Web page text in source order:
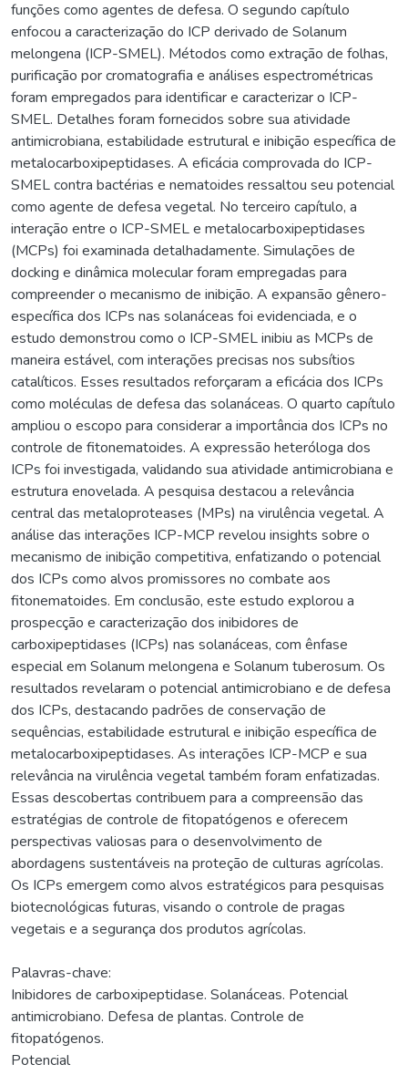
funções como agentes de defesa. O segundo capítulo
enfocou a caracterização do ICP derivado de Solanum
melongena (ICP-SMEL). Métodos como extração de folhas,
purificação por cromatografia e análises espectrométricas
foram empregados para identificar e caracterizar o ICP-
SMEL. Detalhes foram fornecidos sobre sua atividade
antimicrobiana, estabilidade estrutural e inibição específica de
metalocarboxipeptidases. A eficácia comprovada do ICP-
SMEL contra bactérias e nematoides ressaltou seu potencial
como agente de defesa vegetal. No terceiro capítulo, a
interação entre o ICP-SMEL e metalocarboxipeptidases
(MCPs) foi examinada detalhadamente. Simulações de
docking e dinâmica molecular foram empregadas para
compreender o mecanismo de inibição. A expansão gênero-
específica dos ICPs nas solanáceas foi evidenciada, e o
estudo demonstrou como o ICP-SMEL inibiu as MCPs de
maneira estável, com interações precisas nos subsítios
catalíticos. Esses resultados reforçaram a eficácia dos ICPs
como moléculas de defesa das solanáceas. O quarto capítulo
ampliou o escopo para considerar a importância dos ICPs no
controle de fitonematoides. A expressão heteróloga dos
ICPs foi investigada, validando sua atividade antimicrobiana e
estrutura enovelada. A pesquisa destacou a relevância
central das metaloproteases (MPs) na virulência vegetal. A
análise das interações ICP-MCP revelou insights sobre o
mecanismo de inibição competitiva, enfatizando o potencial
dos ICPs como alvos promissores no combate aos
fitonematoides. Em conclusão, este estudo explorou a
prospecção e caracterização dos inibidores de
carboxipeptidases (ICPs) nas solanáceas, com ênfase
especial em Solanum melongena e Solanum tuberosum. Os
resultados revelaram o potencial antimicrobiano e de defesa
dos ICPs, destacando padrões de conservação de
sequências, estabilidade estrutural e inibição específica de
metalocarboxipeptidases. As interações ICP-MCP e sua
relevância na virulência vegetal também foram enfatizadas.
Essas descobertas contribuem para a compreensão das
estratégias de controle de fitopatógenos e oferecem
perspectivas valiosas para o desenvolvimento de
abordagens sustentáveis na proteção de culturas agrícolas.
Os ICPs emergem como alvos estratégicos para pesquisas
biotecnológicas futuras, visando o controle de pragas
vegetais e a segurança dos produtos agrícolas.
Palavras-chave:
Inibidores de carboxipeptidase. Solanáceas. Potencial
antimicrobiano. Defesa de plantas. Controle de
fitopatógenos.
Potencial